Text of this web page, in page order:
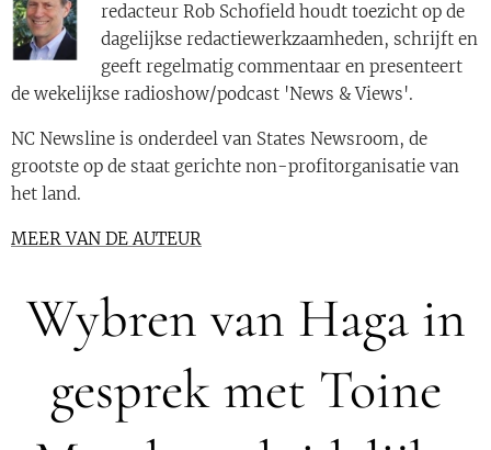
redacteur Rob Schofield houdt toezicht op de
dagelijkse redactiewerkzaamheden, schrijft en
geeft regelmatig commentaar en presenteert
de wekelijkse radioshow/podcast 'News & Views'.
NC Newsline is onderdeel van States Newsroom, de
grootste op de staat gerichte non-profitorganisatie van
het land.
MEER VAN DE AUTEUR
Wybren van Haga in
gesprek met Toine